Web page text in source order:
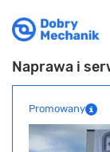
Naprawa i
Promowany